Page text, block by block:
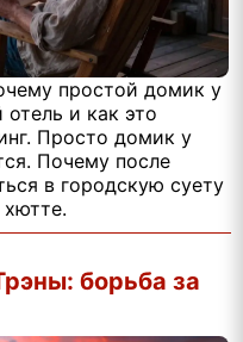
простой домик у
и как это
Просто домик у
Почему после
в городскую суету
борьба за